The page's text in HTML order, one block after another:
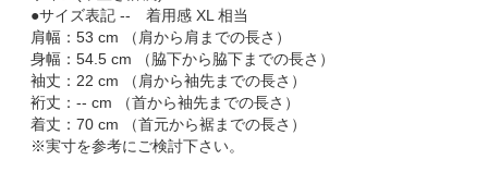
●サイズ表記 -- 着用感 XL 相当
肩幅：53 cm （肩から肩までの長さ）
身幅：54.5 cm （脇下から脇下までの長さ）
袖丈：22 cm （肩から袖先までの長さ）
裄丈：-- cm （首から袖先までの長さ）
着丈：70 cm （首元から裾までの長さ）
※実寸を参考にご検討下さい。